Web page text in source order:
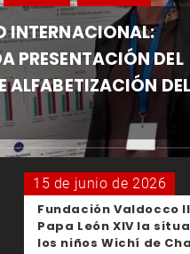
INTERNACIONAL:
PRESENTACIÓN DEL
ALFABETIZACIÓN DEL
15 de junio de 2026
Fundación Valdocco
Papa León XIV la
los niños Wichí de